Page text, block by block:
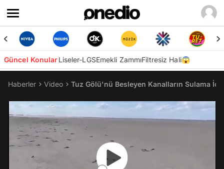
Güncel KonularLiseler-LGSEmekli ZammıFiltresiz Hali😱
Haberler Video Tuz Gölü'nü Besleyen Kanalların Sulama